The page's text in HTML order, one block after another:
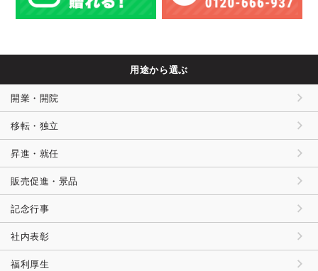
用途から選ぶ
開業・開院
移転・独立
昇進・就任
販売促進・景品
記念行事
社内表彰
福利厚生